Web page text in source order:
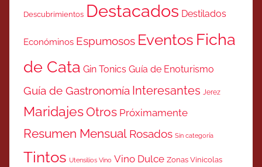
Descubrimientos Destacados Destilados
Económinos Espumosos Eventos Ficha
de Cata Gin Tonics Guía de Enoturismo
Guía de Gastronomía Interesantes Jerez
MaridajesOtros Próximamente
Resumen Mensual Rosados Sin categoría
Tintos Utensilios Vino Vino Dulce Zonas Vinicolas